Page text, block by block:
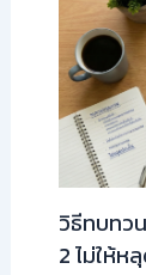
วิธีทบทว
2 ไม่ให้ห